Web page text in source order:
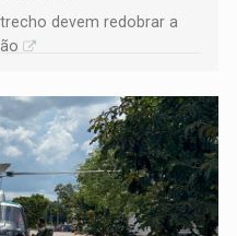
devem redobrar a